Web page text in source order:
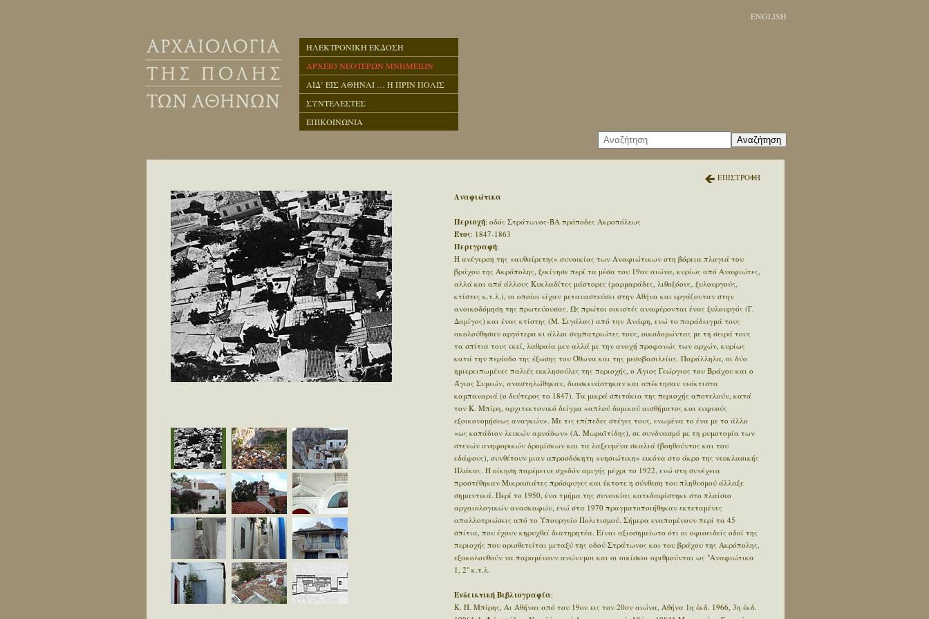
ENGLISH
ΗΛΕΚΤΡΟΝΙΚΗ ΕΚΔΟΣΗ
ΑΡΧΕΙΟ ΝΕΟΤΕΡΩΝ ΜΝΗΜΕΙΩΝ
ΑΙΔ’ ΕΙΣ ΑΘΗΝΑΙ … Η ΠΡΙΝ ΠΟΛΙΣ
ΣΥΝΤΕΛΕΣΤΕΣ
ΕΠΙΚΟΙΝΩΝΙΑ
Αναζήτηση
ΕΠΙΣΤΡΟΦΗ
Αναφιώτικα
Περιοχή: οδός Στράτωνος-ΒΑ πρόποδες Ακροπόλεως
Έτος: 1847-1863
Περιγραφή:
Η ανέγερση της «αυθαίρετης» συνοικίας των Αναφιώτικων στη βόρεια πλαγιά του
βράχου της Ακρόπολης, ξεκίνησε περί τα μέσα του 19ου αιώνα, κυρίως από Αναφιώτες,
αλλά και από άλλους Κυκλαδίτες μάστορες (μαρμαράδες, λιθοξόους, ξυλουργούς,
κτίστες κ.τ.λ.), οι οποίοι είχαν μεταναστεύσει στην Αθήνα και εργάζονταν στην
ανοικοδόμηση της πρωτεύουσας. Ως πρώτοι οικιστές αναφέρονται ένας ξυλουργός (Γ.
Δαμίγος) και ένας κτίστης (Μ. Σιγάλας) από την Ανάφη, ενώ το παράδειγμά τους
ακολούθησαν αργότερα κι άλλοι συμπατριώτες τους, οικοδομώντας με τη σειρά τους
τα σπίτια τους εκεί, λαθραία μεν αλλά με την ανοχή προφανώς των αρχών, κυρίως
κατά την περίοδο της έξωσης του Όθωνα και της μεσοβασιλείας. Παράλληλα, οι δύο
ημιερειπωμένες παλιές εκκλησούλες της περιοχής, ο Άγιος Γεώργιος του Βράχου και ο
Άγιος Συμεών, αναστηλώθηκαν, διασκευάστηκαν και απέκτησαν νεόκτιστα
καμπαναριά (ο δεύτερος το 1847). Τα μικρά σπιτάκια της περιοχής αποτελούν, κατά
τον Κ. Μπίρη, αρχιτεκτονικό δείγμα «απλού δομικού αισθήματος και ευφυούς
εξοικονομήσεως αναγκών». Με τις επίπεδες στέγες τους, ενωμένα το ένα με το άλλο
«ως κοπάδιον λευκών αμνάδων» (Α. Μωραϊτίδης), σε συνδυασμό με τη ρυμοτομία των
στενών ανηφορικών δρομίσκων και τα λαξευμένα σκαλιά (βοηθούντος και του
εδάφους), συνθέτουν μιαν απροσδόκητη «νησιώτικη» εικόνα στο άκρο της νεοκλασικής
Πλάκας. Η οίκηση παρέμεινε σχεδόν αμιγής μέχρι το 1922, ενώ στη συνέχεια
προστέθηκαν Μικρασιάτες πρόσφυγες και έκτοτε η σύνθεση του πληθυσμού άλλαξε
σημαντικά. Περί το 1950, ένα τμήμα της συνοικίας κατεδαφίστηκε στο πλαίσιο
αρχαιολογικών ανασκαφών, ενώ στα 1970 πραγματοποιήθηκαν εκτεταμένες
απαλλοτριώσεις από το Υπουργείο Πολιτισμού. Σήμερα εναπομένουν περί τα 45
σπίτια, που έχουν κηρυχθεί διατηρητέα. Είναι αξιοσημείωτο ότι οι οφιοειδείς οδοί της
περιοχής που οριοθετείται μεταξύ της οδού Στράτωνος και του βράχου της Ακρόπολης,
εξακολουθούν να παραμένουν ανώνυμοι και οι οικίσκοι αριθμούνται ως "Αναφιώτικα
1, 2" κ.τ.λ.
Ενδεικτική Βιβλιογραφία:
Κ. Η. Μπίρης, Αι Αθήναι από του 19ου εις τον 20ον αιώνα, Αθήνα 1η έκδ. 1966, 3η έκδ.